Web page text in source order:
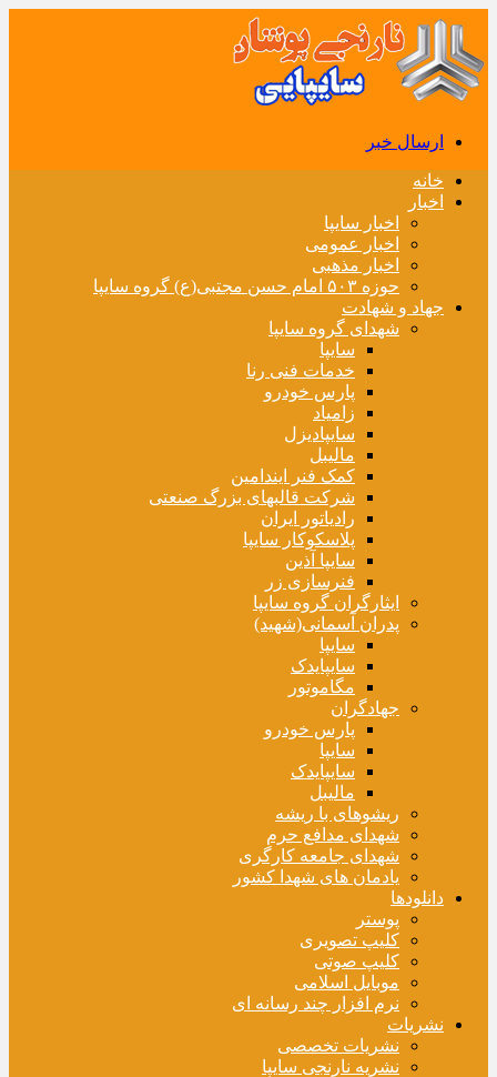
ارسال خبر
خانه
اخبار
اخبار سایپا
اخبار عمومی
اخبار مذهبی
حوزه ۵۰۳ امام حسن مجتبی(ع) گروه سایپا
جهاد و شهادت
شهدای گروه سایپا
سایپا
خدمات فنی رنا
پارس خودرو
زامیاد
سایپادیزل
مالیبل
کمک فنر ایندامین
شرکت قالبهای بزرگ صنعتی
رادیاتور ایران
پلاسکوکار سایپا
سایپا آذین
فنرسازی زر
ایثارگران گروه سایپا
پدران آسمانی(شهید)
سایپا
سایپایدک
مگاموتور
جهادگران
پارس خودرو
سایپا
سایپایدک
مالیبل
ریشوهای با ریشه
شهدای مدافع حرم
شهدای جامعه کارگری
یادمان های شهدا کشور
دانلودها
پوستر
کلیپ تصویری
کلیپ صوتی
موبایل اسلامی
نرم افزار چند رسانه ای
نشریات
نشریات تخصصی
نشریه نارنجی سایپا